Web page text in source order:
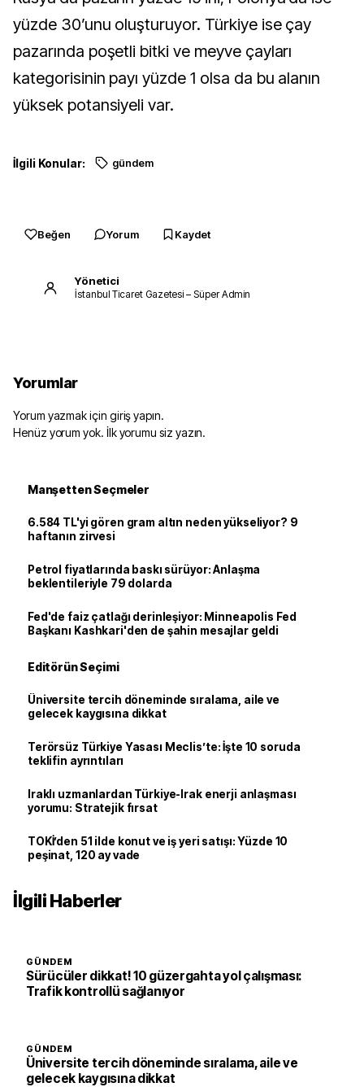
yüzde 30’unu oluşturuyor. Türkiye ise çay
pazarında poşetli bitki ve meyve çayları
kategorisinin payı yüzde 1 olsa da bu alanın
yüksek potansiyeli var.
İlgili Konular: gündem
Beğen Yorum Kaydet
Yönetici
İstanbul Ticaret Gazetesi – Süper Admin
Yorumlar
Yorum yazmak için giriş yapın.
Henüz yorum yok. İlk yorumu siz yazın.
Manşetten Seçmeler
6.584 TL'yi gören gram altın neden yükseliyor? 9
haftanın zirvesi
Petrol fiyatlarında baskı sürüyor: Anlaşma
beklentileriyle 79 dolarda
Fed'de faiz çatlağı derinleşiyor: Minneapolis Fed
Başkanı Kashkari'den de şahin mesajlar geldi
Editörün Seçimi
Üniversite tercih döneminde sıralama, aile ve
gelecek kaygısına dikkat
Terörsüz Türkiye Yasası Meclis’te: İşte 10 soruda
teklifin ayrıntıları
Iraklı uzmanlardan Türkiye-Irak enerji anlaşması
yorumu: Stratejik fırsat
TOKİ’den 51 ilde konut ve iş yeri satışı: Yüzde 10
peşinat, 120 ay vade
İlgili Haberler
GÜNDEM
Sürücüler dikkat! 10 güzergahta yol çalışması:
Trafik kontrollü sağlanıyor
GÜNDEM
Üniversite tercih döneminde sıralama, aile ve
gelecek kaygısına dikkat